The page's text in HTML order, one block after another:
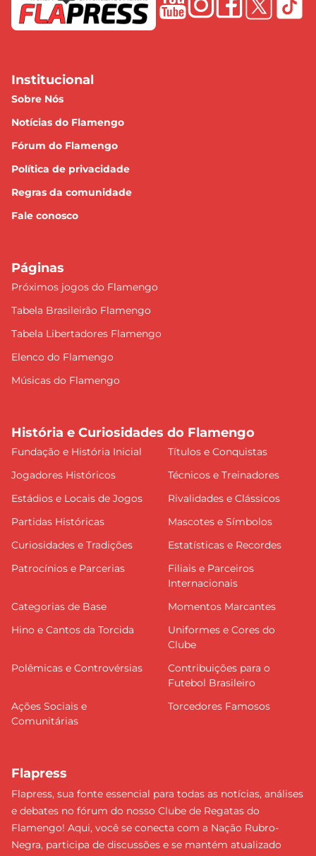
Institucional
Sobre Nós
Notícias do Flamengo
Fórum do Flamengo
Política de privacidade
Regras da comunidade
Fale conosco
Páginas
Próximos jogos do Flamengo
Tabela Brasileirão Flamengo
Tabela Libertadores Flamengo
Elenco do Flamengo
Músicas do Flamengo
História e Curiosidades do Flamengo
Fundação e História Inicial
Títulos e Conquistas
Jogadores Históricos
Técnicos e Treinadores
Estádios e Locais de Jogos
Rivalidades e Clássicos
Partidas Históricas
Mascotes e Símbolos
Curiosidades e Tradições
Estatísticas e Recordes
Patrocínios e Parcerias
Filiais e Parceiros
Internacionais
Categorias de Base
Momentos Marcantes
Hino e Cantos da Torcida
Uniformes e Cores do
Clube
Polêmicas e Controvérsias
Contribuições para o
Futebol Brasileiro
Ações Sociais e
Comunitárias
Torcedores Famosos
Flapress
Flapress, sua fonte essencial para todas as notícias, análises
e debates no fórum do nosso Clube de Regatas do
Flamengo! Aqui, você se conecta com a Nação Rubro-
Negra, participa de discussões e se mantém atualizado